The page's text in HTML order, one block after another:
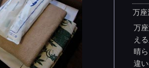
万
万
え
晴
違